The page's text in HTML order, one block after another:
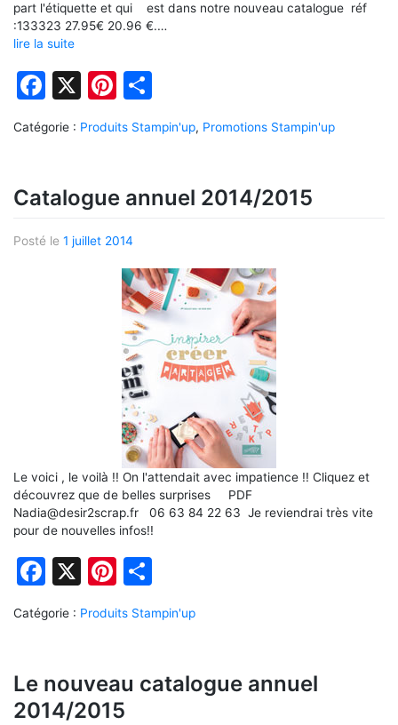
part l'étiquette et qui est dans notre nouveau catalogue réf
:133323 27.95€ 20.96 €.…
lire la suite
Facebook
X Pinterest
Catégorie : Produits Stampin'up, Promotions Stampin'up
Catalogue annuel 2014/2015
Posté le 1 juillet 2014
Le voici , le voilà !! On l'attendait avec impatience !! Cliquez et
découvrez que de belles surprises PDF
Nadia@desir2scrap.fr 06 63 84 22 63 Je reviendrai très vite
pour de nouvelles infos!!
Facebook
X Pinterest
Catégorie : Produits Stampin'up
Le nouveau catalogue annuel
2014/2015